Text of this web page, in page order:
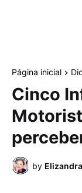
Página inicial
Cinco
by